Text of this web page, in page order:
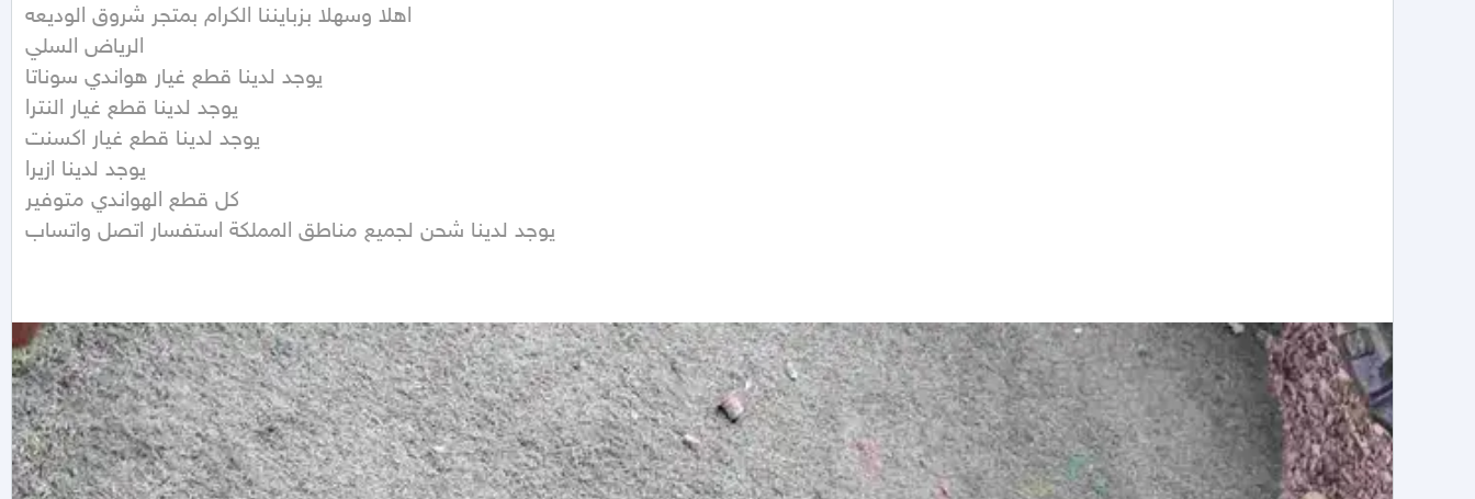
اهلا وسهلا بزبايننا الكرام بمتجر شروق الوديعه
الرياض السلي
يوجد لدينا قطع غيار هواندي سوناتا
يوجد لدينا قطع غيار النترا
يوجد لدينا قطع غيار اكسنت
يوجد لدينا ازيرا
كل قطع الهواندي متوفير
يوجد لدينا شحن لجميع مناطق المملكة استفسار اتصل واتساب